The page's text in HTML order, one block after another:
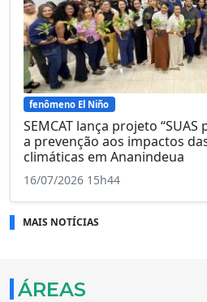
fenômeno El Niño
SEMCAT lança projeto
a prevenção aos impactos
climáticas em Ananindeua
16/07/2026 15h44
MAIS NOTÍCIAS
ÁREAS